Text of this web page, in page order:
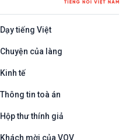
Dạy tiếng Việt
Chuyện của làng
Kinh tế
Thông tin toà án
Hộp thư thính giả
Khách mời của VOV